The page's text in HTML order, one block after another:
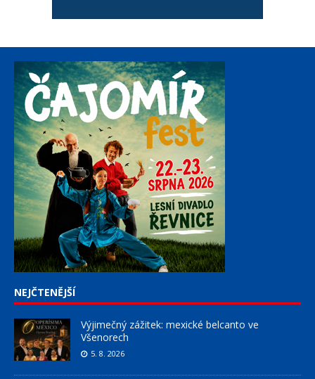
NEJČTENĚJŠÍ
Výjimečný zážitek: mexické belcanto ve
Všenorech
5. 8. 2026